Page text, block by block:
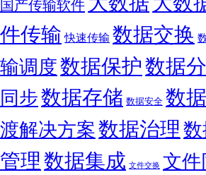
国产传输软件
件传输 快速传输 数据交换
输调度数据保护数据
同步数据存储 数据安全 数
渡解决方案数据治理
管理数据集成 文件交换 文